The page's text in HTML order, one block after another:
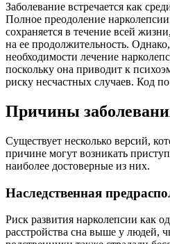
Заболевание встречается как
Полное преодоление
сохраняется в течение всей
на ее продолжительность. Однако,
необходимости лечение
поскольку она приводит к
риску несчастных случаев. Код
Причины
Существует несколько версий,
причине могут возникать
наиболее достоверные из них.
Наследственная
Риск развития нарколепсии как
расстройства сна выше у людей,